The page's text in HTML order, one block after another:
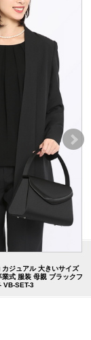
ジュアル 大きいサイズ
式 服装 母親 ブラックフ
VB-SET-3